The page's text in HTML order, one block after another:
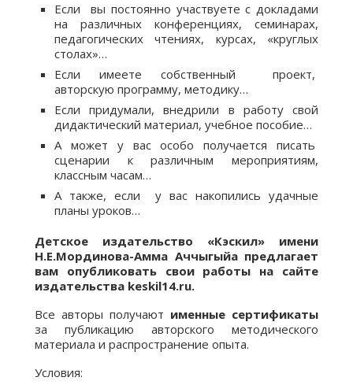
Если вы постоянно участвуете с докладами
на различных конференциях, семинарах,
педагогических чтениях, курсах, «круглых
столах»…
Если имеете собственный проект,
авторскую программу, методику…
Если придумали, внедрили в работу свой
дидактический материал, учебное пособие…
А может у вас особо получается писать
сценарии к различным мероприятиям,
классным часам…
А также, если у вас накопились удачные
планы уроков…
Детское издательство «Кэскил» имени
Н.Е.Мординова-Амма Аччыгыйа предлагает
вам опубликовать свои работы на сайте
издательства keskil14.ru.
Все авторы получают именные сертификаты
за публикацию авторского методического
материала и распространение опыта.
Условия: